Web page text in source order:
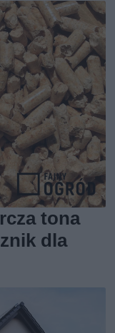
tona
dla